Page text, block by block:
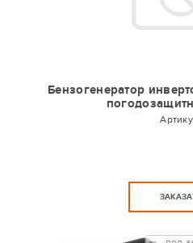
Бензогенератор